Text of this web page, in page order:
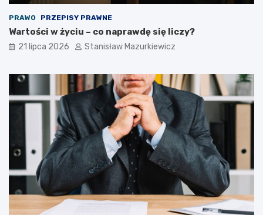
PRAWO PRZEPISY PRAWNE
Wartości w życiu – co naprawdę się liczy?
21 lipca 2026 Stanisław Mazurkiewicz